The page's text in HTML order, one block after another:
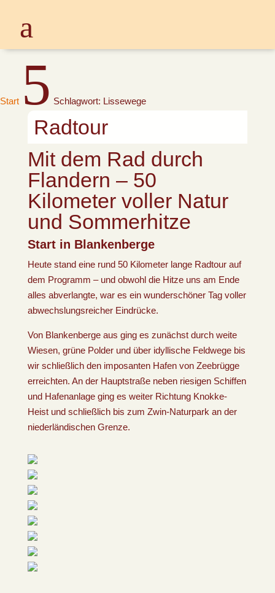
Start 5 Schlagwort: Lissewege
Radtour
Mit dem Rad durch
Flandern – 50
Kilometer voller Natur
und Sommerhitze
Start in Blankenberge
Heute stand eine rund 50 Kilometer lange Radtour auf
dem Programm – und obwohl die Hitze uns am Ende
alles abverlangte, war es ein wunderschöner Tag voller
abwechslungsreicher Eindrücke.
Von Blankenberge aus ging es zunächst durch weite
Wiesen, grüne Polder und über idyllische Feldwege bis
wir schließlich den imposanten Hafen von Zeebrügge
erreichten. An der Hauptstraße neben riesigen Schiffen
und Hafenanlage ging es weiter Richtung Knokke-
Heist und schließlich bis zum Zwin-Naturpark an der
niederländischen Grenze.